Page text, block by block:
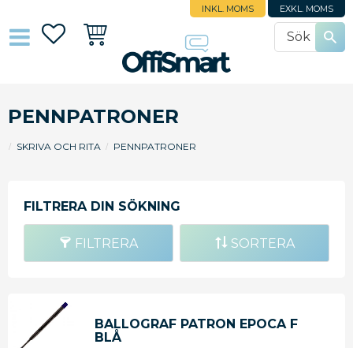
INKL. MOMS EXKL. MOMS
FavoriterKundvagn
PENNPATRONER
SKRIVA OCH RITA PENNPATRONER
FILTRERA SORTERA
BALLOGRAF PATRON EPOCA F
BLÅ